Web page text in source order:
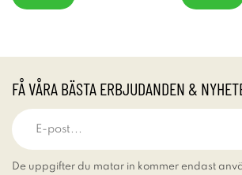
FÅ VÅRA BÄSTA ERBJUDANDEN &
De uppgifter du matar in kommer endast